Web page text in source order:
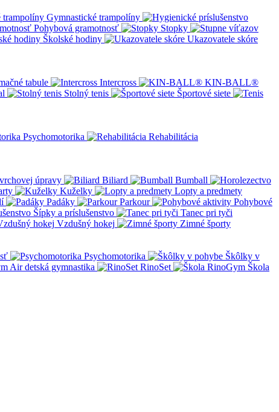
Gymnastické trampolíny
Pohybová gramotnosť
Stopky
Školské hodiny
Ukazovatele skóre
tabule Intercross
KIN-BALL®
Stolný tenis
Športové siete
Psychomotorika
Rehabilitácia
úpravy Biliard
Bumball
Kuželky
Lopty a predmety
Padáky Parkour
Pohybové
Šípky a príslušenstvo
Tanec pri tyči
Vzdušný hokej
Zimné športy
Psychomotorika
Škôlky v
Air detská gymnastika RinoSet
Škola